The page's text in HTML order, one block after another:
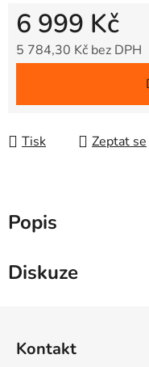
6 999 Kč
5 784,30 Kč bez DPH
Tisk Zeptat se
Popis
Diskuze
Kontakt